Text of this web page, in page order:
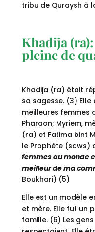
tribu de Quraysh à
Khadija
pleine de
Khadija (ra) était
sa sagesse. (3)
meilleures femmes
Pharaon; Myriem,
(ra) et Fatima bint
le Prophète (saws)
femmes au monde
meilleur de ma
Boukhari) (5)
Elle est un modèle
et mère. Elle fut un
famille. (6) Les